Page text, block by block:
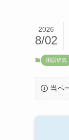
2026
8/02
用語辞典
当ペ